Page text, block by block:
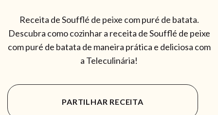
Receita de Soufflé de peixe com puré de batata.
Descubra como cozinhar a receita de Soufflé de peixe
com puré de batata de maneira prática e deliciosa com
a Teleculinária!
PARTILHAR RECEITA